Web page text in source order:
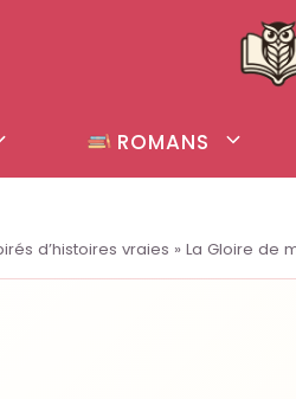
ROMANS
d’histoires vraies » La Gloire de